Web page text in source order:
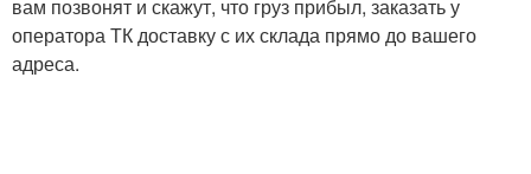
вам позвонят и скажут, что груз прибыл, заказать у
оператора ТК доставку с их склада прямо до вашего
адреса.